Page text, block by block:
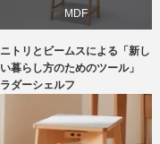
MDF
ニトリ
ビーチ
ニトリとビームスによる「新し
い暮らし方のためのツール」
ラダーシェルフ